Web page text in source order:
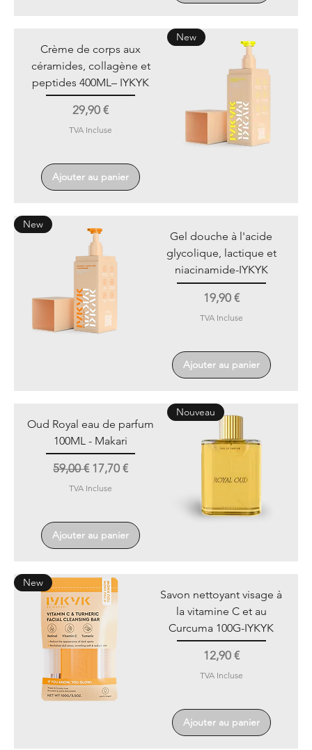
New
Crème de corps aux
céramides, collagène et
peptides 400ML– IYKYK
Prix
29,90 €
TVA Incluse
Ajouter au panier
New
Gel douche à l'acide
glycolique, lactique et
niacinamide-IYKYK
Prix
19,90 €
TVA Incluse
Ajouter au panier
Nouveau
Oud Royal eau de parfum
100ML - Makari
Prix original
59,00 € Prix promotionnel
17,70 €
TVA Incluse
Ajouter au panier
New
Savon nettoyant visage à
la vitamine C et au
Curcuma 100G-IYKYK
Prix
12,90 €
TVA Incluse
Ajouter au panier